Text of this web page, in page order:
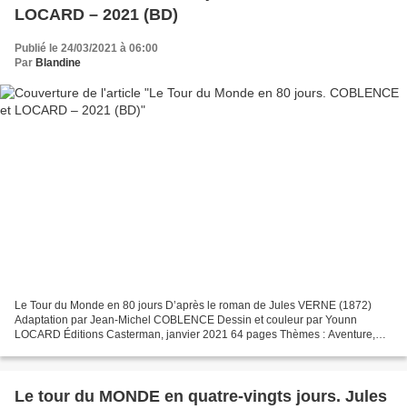
LOCARD – 2021 (BD)
Publié le 24/03/2021 à 06:00
Par Blandine
Le Tour du Monde en 80 jours D’après le roman de Jules VERNE (1872)
Adaptation par Jean-Michel COBLENCE Dessin et couleur par Younn
LOCARD Éditions Casterman, janvier 2021 64 pages Thèmes : Aventure,
Le tour du MONDE en quatre-vingts jours. Jules